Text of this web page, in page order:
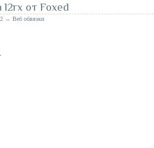
от Foxed
→ Веб обвязки